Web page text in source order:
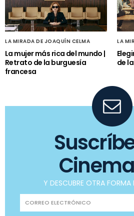
LA MIRADA DE JOAQUÍN CELMA
La mujer más rica del mundo |
Retrato de la burguesía
francesa
LA
de
Y DESCUBRE OTRA FORMA